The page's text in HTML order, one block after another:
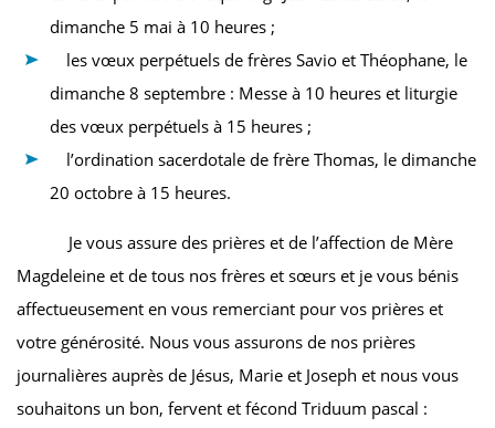
dimanche 5 mai à 10 heures ;
les vœux perpétuels de frères Savio et Théophane, le
dimanche 8 septembre : Messe à 10 heures et liturgie
des vœux perpétuels à 15 heures ;
l’ordination sacerdotale de frère Thomas, le dimanche
20 octobre à 15 heures.
Je vous assure des prières et de l’affection de Mère
Magdeleine et de tous nos frères et sœurs et je vous bénis
affectueusement en vous remerciant pour vos prières et
votre générosité. Nous vous assurons de nos prières
journalières auprès de Jésus, Marie et Joseph et nous vous
souhaitons un bon, fervent et fécond Triduum pascal :